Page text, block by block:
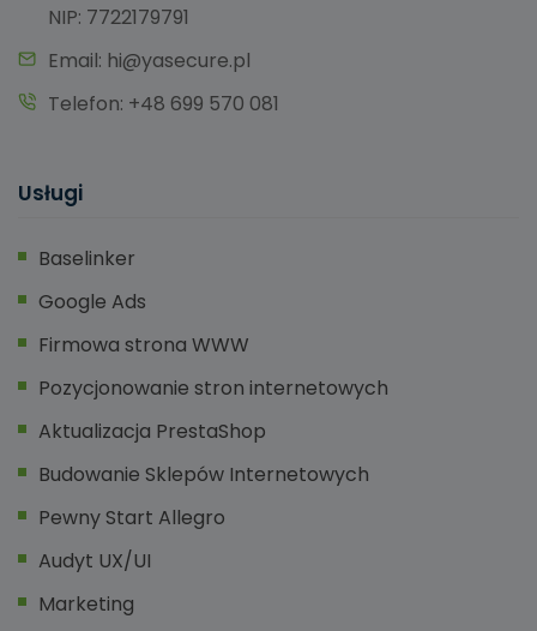
NIP: 7722179791
Email: hi@yasecure.pl
Telefon: +48 699 570 081
Usługi
Baselinker
Google Ads
Firmowa strona WWW
Pozycjonowanie stron internetowych
Aktualizacja PrestaShop
Budowanie Sklepów Internetowych
Pewny Start Allegro
Audyt UX/UI
Marketing